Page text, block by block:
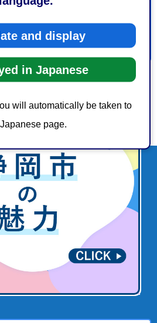
and display
in Japanese
will automatically be taken to
page.